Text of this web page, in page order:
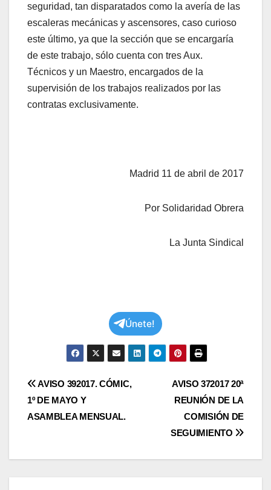
seguridad, tan disparatados como la avería de las
escaleras mecánicas y ascensores, caso curioso
este último, ya que la sección que se encargaría
de este trabajo, sólo cuenta con tres Aux.
Técnicos y un Maestro, encargados de la
supervisión de los trabajos realizados por las
contratas exclusivamente.
Madrid 11 de abril de 2017
Por Solidaridad Obrera
La Junta Sindical
Únete!
Navegación
de
AVISO 372017 20ª
REUNIÓN DE LA
COMISIÓN DE
SEGUIMIENTO
AVISO 392017. CÓMIC,
1º DE MAYO Y
ASAMBLEA MENSUAL.